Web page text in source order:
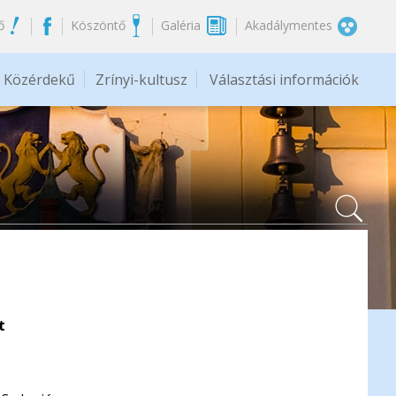
Köszöntő Galéria Akadálymentes
Közérdekű Zrínyi-kultusz Választási információk